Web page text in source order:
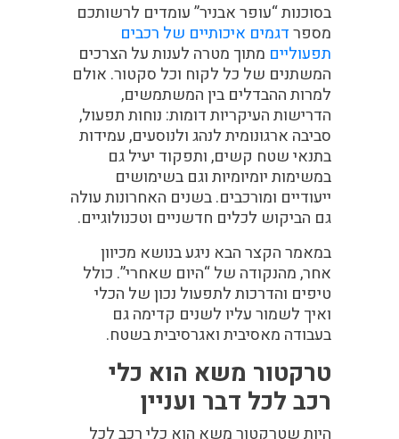
בסוכנות “עופר אבניר” עומדים לרשותכם
מספרדגמים איכותיים של רכבים
תפעוליים מתוך מטרה לענות על הצרכים
המשתנים של כל לקוח וכל סקטור. אולם
למרות ההבדלים בין המשתמשים,
הדרישות העיקריות דומות: נוחות תפעול,
סביבה ארגונומית לנהג ולנוסעים, עמידות
בתנאי שטח קשים, ותפקוד יעיל גם
במשימות יומיומיות וגם בשימושים
ייעודיים ומורכבים. בשנים האחרונות עולה
גם הביקוש לכלים חדשניים וטכנולוגיים.
במאמר הקצר הבא ניגע בנושא מכיוון
אחר, מהנקודה של “היום שאחרי”. כולל
טיפים והדרכות לתפעול נכון של הכלי
ואיך לשמור עליו לשנים קדימה גם
בעבודה מאסיבית ואגרסיבית בשטח.
טרקטור משא הוא כלי
רכב לכל דבר ועניין
היות שטרקטור משא הוא כלי רכב לכל